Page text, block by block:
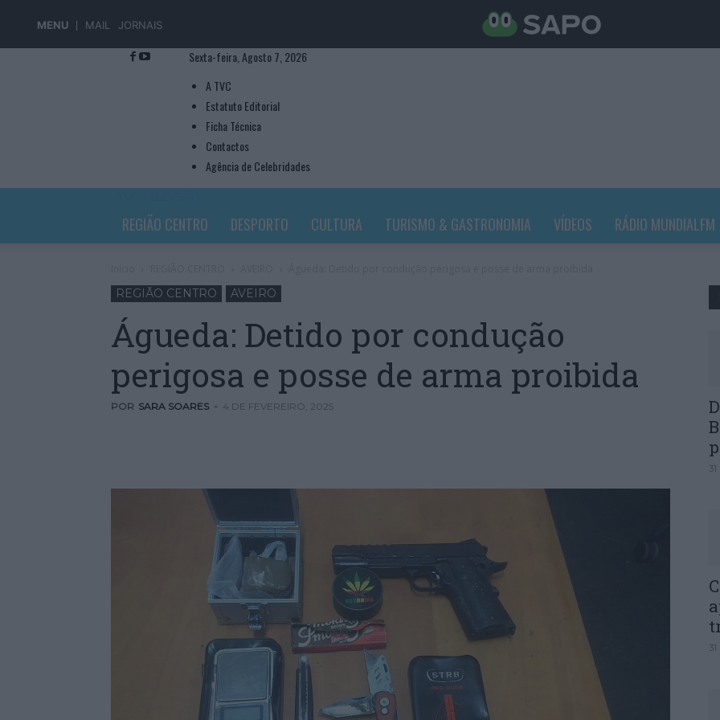
MENU MAIL JORNAIS
Sexta-feira, Agosto 7, 2026
A TVC
Estatuto Editorial
Ficha Técnica
Contactos
Agência de Celebridades
REGIÃO CENTRO DESPORTO CULTURA TURISMO & GASTRONOMIA VÍDEOS RÁDIO MUNDIALFM
REGIÃO CENTRO AVEIRO
Águeda: Detido por condução
perigosa e posse de arma proibida
POR SARA SOARES - 4 DE FEVEREIRO, 2025